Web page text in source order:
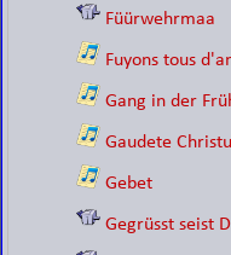
Füürwehrmaa
Fuyons tous
Gang in der
Gaudete
Gebet
Gegrüsst seist